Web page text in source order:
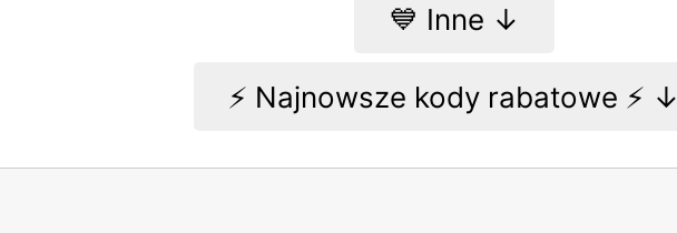
💙 Inne ↓
⚡️ Najnowsze kody rabatowe ⚡️ ↓